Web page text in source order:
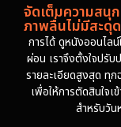
จัดเต็มความสนุ
ภาพลื่นไม่มีสะดุด
การได้ ดูหนังออนไล
ผ่อน เราจึงตั้งใจปรับ
รายละเอียดสูงสุด ทุ
เพื่อให้การตัดสินใจ
สำหรับวั